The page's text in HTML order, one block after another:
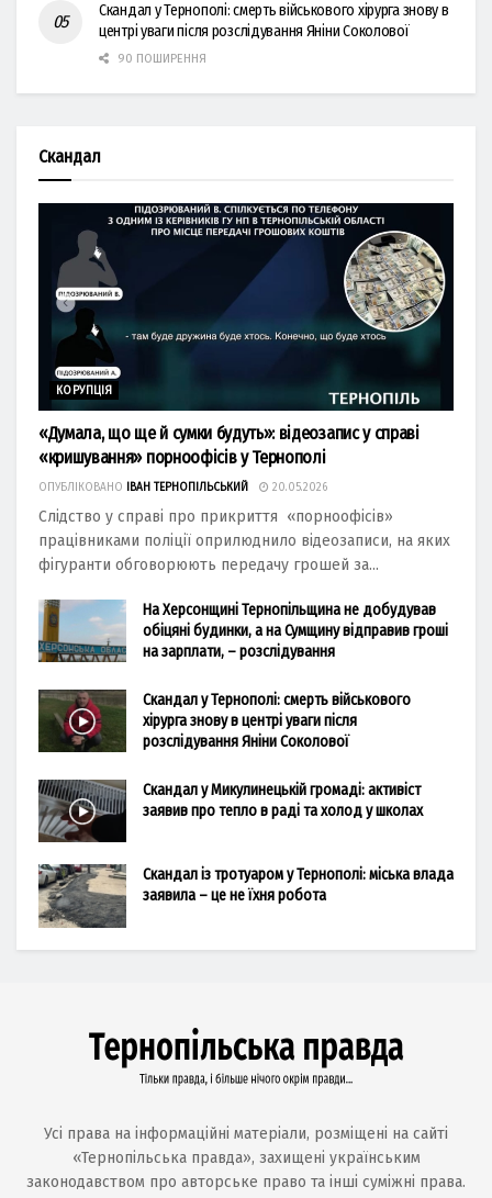
Скандал у Тернополі: смерть військового хірурга знову в
центрі уваги після розслідування Яніни Соколової
90 ПОШИРЕННЯ
Скандал
КОРУПЦІЯ
«Думала, що ще й сумки будуть»: відеозапис у справі
«кришування» порноофісів у Тернополі
ОПУБЛІКОВАНО ІВАН ТЕРНОПІЛЬСЬКИЙ 20.05.2026
Слідство у справі про прикриття «порноофісів»
працівниками поліції оприлюднило відеозаписи, на яких
фігуранти обговорюють передачу грошей за...
На Херсонщині Тернопільщина не добудував
обіцяні будинки, а на Сумщину відправив гроші
на зарплати, – розслідування
Скандал у Тернополі: смерть військового
хірурга знову в центрі уваги після
розслідування Яніни Соколової
Скандал у Микулинецькій громаді: активіст
заявив про тепло в раді та холод у школах
Скандал із тротуаром у Тернополі: міська влада
заявила – це не їхня робота
Усі права на інформаційні матеріали, розміщені на сайті
«Тернопільська правда», захищені українським
законодавством про авторське право та інші суміжні права.